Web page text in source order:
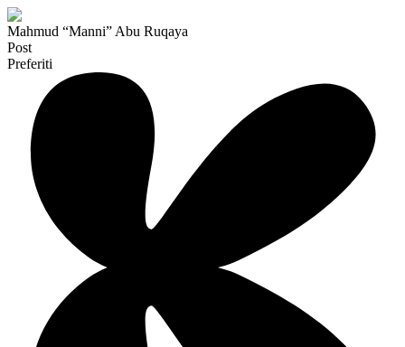
Mahmud “Manni” Abu Ruqaya
Post
Preferiti